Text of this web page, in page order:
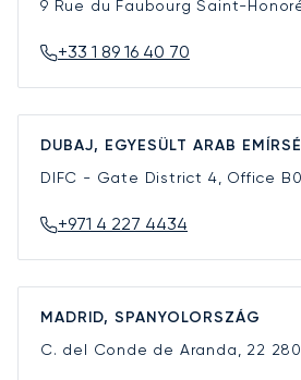
9 Rue du Faubourg Saint-
+33 1 89 16 40 70
DUBAJ, EGYESÜLT ARAB
DIFC - Gate District 4, Office
+971 4 227 4434
MADRID, SPANYOLORSZÁG
C. del Conde de Aranda, 22